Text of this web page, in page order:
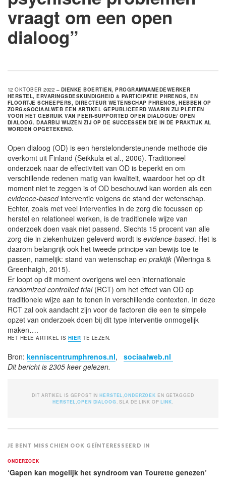
vraagt om een open
dialoog”
12 OKTOBER 2022 – DIENKE BOERTIEN, PROGRAMMAMEDEWERKER
HERSTEL, ERVARINGSDESKUNDIGHEID & PARTICIPATIE PHRENOS, EN
FLOORTJE SCHEEPERS, DIRECTEUR WETENSCHAP PHRENOS, HEBBEN OP
ZORG&SOCIAALWEB EEN ARTIKEL GEPUBLICEERD WAARIN ZIJ PLEITEN
VOOR HET GEBRUIK VAN PEER-SUPPORTED OPEN DIALOGUE/ OPEN
DIALOOG. DAARBIJ WIJZEN ZIJ OP DE SUCCESSEN DIE IN DE PRAKTIJK AL
WORDEN OPGETEKEND.
Open dialoog (OD) is een herstelondersteunende methode die
overkomt uit Finland (Seikkula et al., 2006). Traditioneel
onderzoek naar de effectiviteit van OD is beperkt en om
verschillende redenen matig van kwaliteit, waardoor het op dit
moment niet te zeggen is of OD beschouwd kan worden als een
evidence-basedinterventie volgens de stand der wetenschap.
Echter, zoals met veel interventies in de zorg die focussen op
herstel en relationeel werken, is de traditionele wijze van
onderzoek doen vaak niet passend. Slechts 15 procent van alle
zorg die in ziekenhuizen geleverd wordt is evidence-based. Het is
daarom belangrijk ook het tweede principe van bewijs toe te
passen, namelijk: stand van wetenschap en praktijk (Wieringa &
Greenhaigh, 2015).
Er loopt op dit moment overigens wel een internationale
randomized controlled trial(RCT) om het effect van OD op
traditionele wijze aan te tonen in verschillende contexten. In deze
RCT zal ook aandacht zijn voor de factoren die een te simpele
opzet van onderzoek doen bij dit type interventie onmogelijk
maken….
HET HELE ARTIKEL IS HIER TE LEZEN.
Bron: kenniscentrumphrenos.nl, sociaalweb.nl
Dit bericht is 2305 keer gelezen.
DIT ARTIKEL IS GEPOST INHERSTEL ,ONDERZOEK EN GETAGGED
HERSTEL ,OPEN DIALOOG . SLA DE LINK OPLINK
JE BENT MISSCHIEN OOK GEÏNTERESSEERD IN
ONDERZOEK
‘Gapen kan mogelijk het syndroom van Tourette genezen’